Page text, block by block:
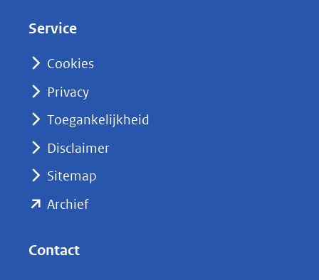
nieuw
naar
Service
Cookies
Privacy
Toegankelijkheid
Disclaimer
Sitemap
Archief(opent
Contact